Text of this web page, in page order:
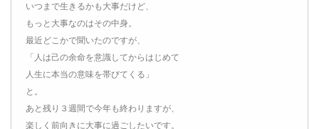
いつまで生きるかも大事だけど、
もっと大事なのはその中身。
最近どこかで聞いたのですが、
「人は己の余命を意識してからはじめて
人生に本当の意味を帯びてくる」
と。
あと残り３週間で今年も終わりますが、
楽しく前向きに大事に過ごしたいです。